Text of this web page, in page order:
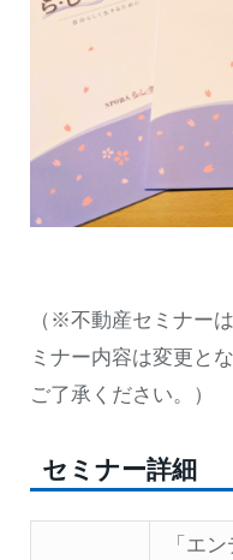
（※不動産セミナー
ミナー内容は変更と
ご了承ください。）
セミナー詳細
「エ